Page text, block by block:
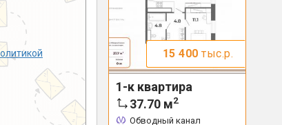
15 400 тыс.р.
1-к квартира
37.70 м2
Обводный канал